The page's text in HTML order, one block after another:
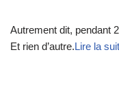
Autrement dit, pendant
Et rien d’autre.Lire la